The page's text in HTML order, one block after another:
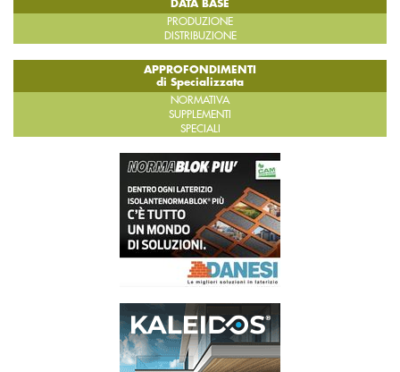
DATA BASE
PRODUZIONE
DISTRIBUZIONE
APPROFONDIMENTI
di Specializzata
NORMATIVA
SUPPLEMENTI
SPECIALI